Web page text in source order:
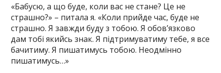
«Бабусю, а що буде, коли вас не стане? Це не
страшно?» – питала я. «Коли прийде час, буде не
страшно. Я завжди буду з тобою. Я обов’язково
дам тобі якийсь знак. Я підтримуватиму тебе, я все
бачитиму. Я пишатимусь тобою. Неодмінно
пишатимусь…»